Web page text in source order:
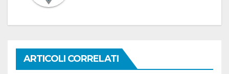
ARTICOLI CORRELATI